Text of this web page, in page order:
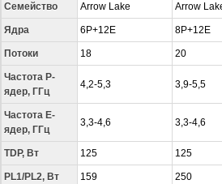
Семейство Arrow Lake Arrow
Ядра 6P+12E 8P+12E
Потоки 18 20
Частота P-
ядер, ГГц
4,2-5,3 3,9-5,5
Частота E-
ядер, ГГц
3,3-4,6 3,3-4,6
TDP, Вт 125 125
PL1/PL2, Вт 159 250